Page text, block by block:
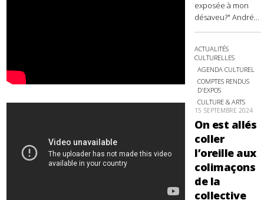
exposée à mon
désaveu?" André...
ACTUALITÉS
CULTURELLES
AGENDA CULTUREL
COMPTES RENDUS
D'EXPOS
CULTURE & ARTS
15 SEPTEMBRE 2024
On est allés
coller
l’oreille aux
colimaçons
de la
collective